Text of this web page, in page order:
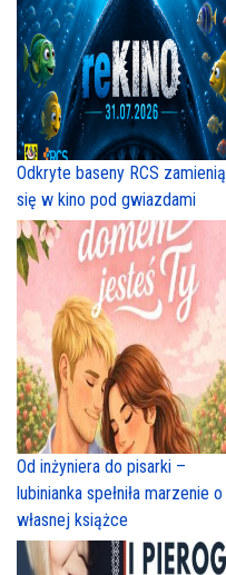
Odkryte baseny RCS zamienią
się w kino pod gwiazdami
Od inżyniera do pisarki –
lubinianka spełniła marzenie o
własnej książce